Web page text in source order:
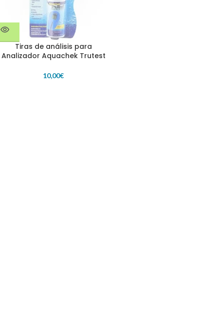
Tiras de análisis para
Analizador Aquachek Trutest
10,00€